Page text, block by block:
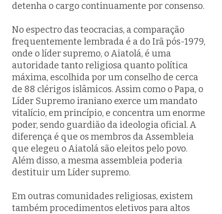
detenha o cargo continuamente por consenso.
No espectro das teocracias, a comparação
frequentemente lembrada é a do Irã pós-1979,
onde o líder supremo, o Aiatolá, é uma
autoridade tanto religiosa quanto política
máxima, escolhida por um conselho de cerca
de 88 clérigos islâmicos. Assim como o Papa, o
Líder Supremo iraniano exerce um mandato
vitalício, em princípio, e concentra um enorme
poder, sendo guardião da ideologia oficial. A
diferença é que os membros da Assembleia
que elegeu o Aiatolá são eleitos pelo povo.
Além disso, a mesma assembleia poderia
destituir um Líder supremo.
Em outras comunidades religiosas, existem
também procedimentos eletivos para altos